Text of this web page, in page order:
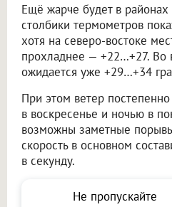
Ещё жарче будет в районах
столбики термометров
хотя на северо-востоке
прохладнее — +22…+27. Во
ожидается уже +29…+34
При этом ветер
в воскресенье и ночью в
возможны заметные
скорость в основном
в секунду.
Не пропускайте